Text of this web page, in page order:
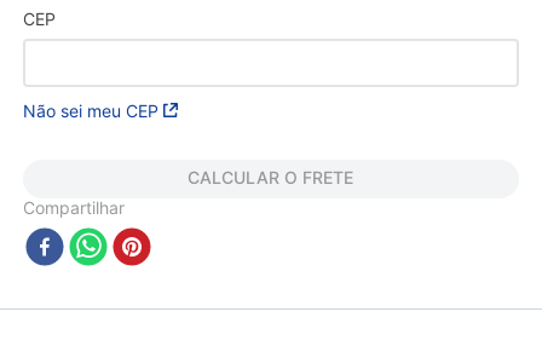
CEP
Não sei meu CEP
CALCULAR O FRETE
Compartilhar